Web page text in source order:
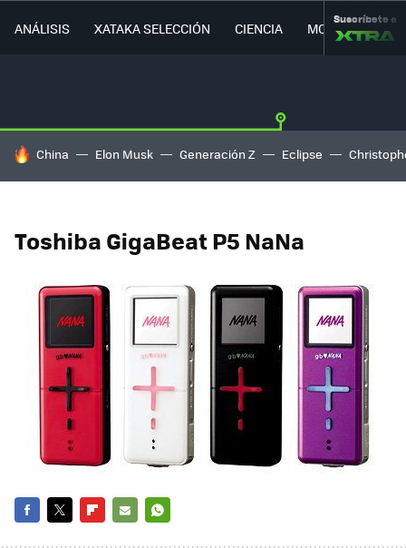
ANÁLISIS XATAKA SELECCIÓN CIENCIA MOVILIDAD
Suscríbete a
HOY SE HABLA DE
China Elon Musk Generación Z Eclipse
Toshiba GigaBeat P5 NaNa